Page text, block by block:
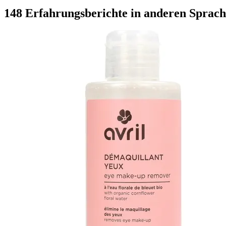
148 Erfahrungsberichte in anderen